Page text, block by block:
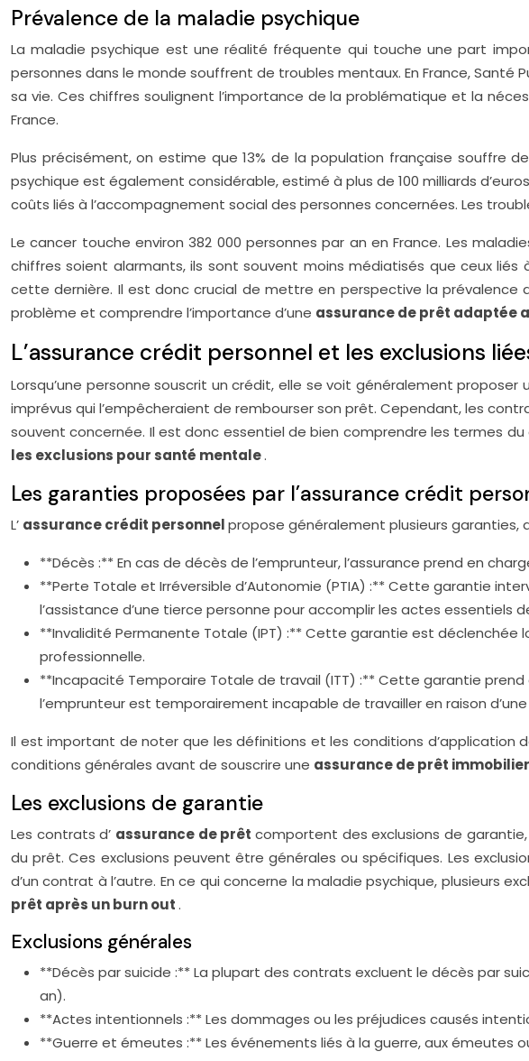
Prévalence de la maladie psychique
La maladie psychique est une réalité fréquente qui touche une part
personnes dans le monde souffrent de troubles mentaux. En France, Santé
sa vie. Ces chiffres soulignent l’importance de la problématique et la
France.
Plus précisément, on estime que 13% de la population française souffre
psychique est également considérable, estimé à plus de 100 milliards
coûts liés à l’accompagnement social des personnes concernées. Les
Le cancer touche environ 382 000 personnes par an en France. Les
chiffres soient alarmants, ils sont souvent moins médiatisés que ceux
cette dernière. Il est donc crucial de mettre en perspective la prévalence
problème et comprendre l’importance d’une assurance de prêt adaptée
L’assurance crédit personnel et les exclusions
Lorsqu’une personne souscrit un crédit, elle se voit généralement proposer
imprévus qui l’empêcheraient de rembourser son prêt. Cependant, les
souvent concernée. Il est donc essentiel de bien comprendre les termes
les exclusions pour santé mentale.
Les garanties proposées par l’assurance crédit
L’ assurance crédit personnelpropose généralement plusieurs garanties,
**Décès :** En cas de décès de l’emprunteur, l’assurance prend en
**Perte Totale et Irréversible d’Autonomie (PTIA) :** Cette garantie
l’assistance d’une tierce personne pour accomplir les actes essentiels
**Invalidité Permanente Totale (IPT) :** Cette garantie est déclenchée
professionnelle.
**Incapacité Temporaire Totale de travail (ITT) :** Cette garantie
l’emprunteur est temporairement incapable de travailler en raison
Il est important de noter que les définitions et les conditions d’application
conditions générales avant de souscrire une assurance de prêt immobilier
Les exclusions de garantie
Les contrats d’ assurance de prêt comportent des exclusions de
du prêt. Ces exclusions peuvent être générales ou spécifiques. Les
d’un contrat à l’autre. En ce qui concerne la maladie psychique, plusieurs
prêt après un burn out.
Exclusions générales
**Décès par suicide :** La plupart des contrats excluent le décès par
an).
**Actes intentionnels :** Les dommages ou les préjudices causés
**Guerre et émeutes :** Les événements liés à la guerre, aux émeutes